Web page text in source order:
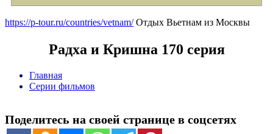
https://p-tour.ru/countries/vetnam/Отдых Вьетнам из Москвы
Радха и Кришна 170 серия
Главная
Серии фильмов
Поделитесь на своей странице в соцсетях